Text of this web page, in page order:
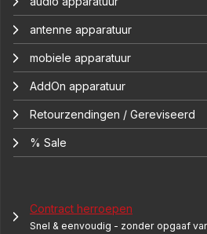
antenne apparatuur
mobiele apparatuur
AddOn apparatuur
Retourzendingen / Gereviseerd
% Sale
Contract herroepen
Snel & eenvoudig - zonder opgaaf